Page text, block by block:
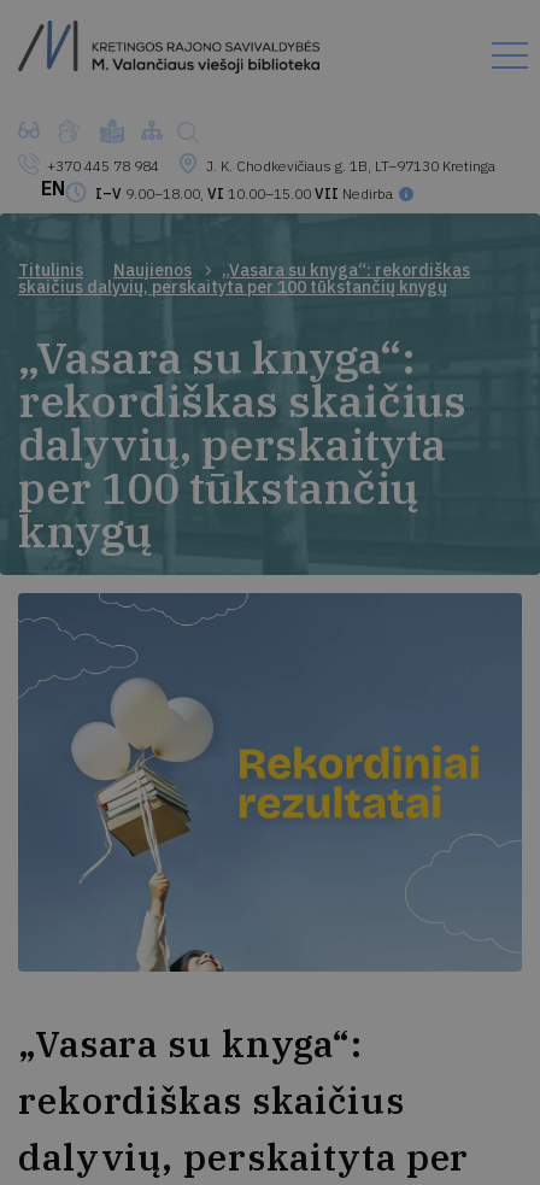
+370 445 78 984
J. K. Chodkevičiaus g. 1B, LT–97130 Kretinga
I–V 9.00–18.00, VI 10.00–15.00 VII Nedirba
EN
Titulinis Naujienos „Vasara su knyga“: rekordiškas
skaičius dalyvių, perskaityta per 100 tūkstančių knygų
„Vasara su knyga“:
rekordiškas skaičius
dalyvių, perskaityta
per 100 tūkstančių
knygų
„Vasara su knyga“:
rekordiškas skaičius
dalyvių, perskaityta per